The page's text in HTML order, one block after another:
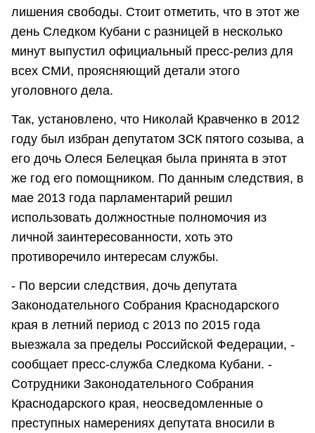
лишения свободы. Стоит отметить, что в этот же
день Следком Кубани с разницей в несколько
минут выпустил официальный пресс-релиз для
всех СМИ, проясняющий детали этого
уголовного дела.
Так, установлено, что Николай Кравченко в 2012
году был избран депутатом ЗСК пятого созыва, а
его дочь Олеся Белецкая была принята в этот
же год его помощником. По данным следствия, в
мае 2013 года парламентарий решил
использовать должностные полномочия из
личной заинтересованности, хоть это
противоречило интересам службы.
- По версии следствия, дочь депутата
Законодательного Собрания Краснодарского
края в летний период с 2013 по 2015 года
выезжала за пределы Российской Федерации, -
сообщает пресс-служба Следкома Кубани. -
Сотрудники Законодательного Собрания
Краснодарского края, неосведомленные о
преступных намерениях депутата вносили в